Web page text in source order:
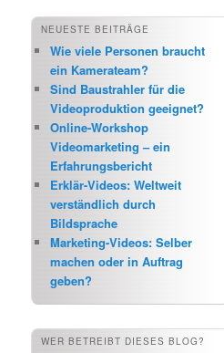
NEUESTE BEITRÄGE
Wie viele Personen braucht
ein Kamerateam?
Sind Baustrahler für die
Videoproduktion geeignet?
Online-Workshop
Videomarketing – ein
Erfahrungsbericht
Erklär-Videos: Weltweit
verständlich durch
Bildsprache
Marketing-Videos: Selber
machen oder in Auftrag
geben?
WER BETREIBT DIESES BLOG?